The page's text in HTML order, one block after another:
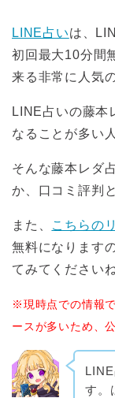
LINE占いは、
初回最大10分間
来る非常に人気
LINE占いの藤本
なることが多い
そんな藤本レダ
か、口コミ評判
また、 こちらの
無料になります
てみてくださいね
※現時点での情報
ースが多いため、
す。